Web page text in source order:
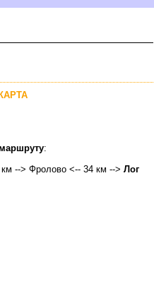
:
--> Фролово <-- 34 км --> Ло